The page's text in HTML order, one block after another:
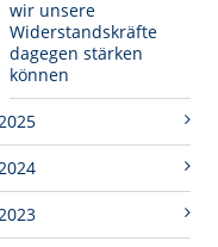
wir unsere
Widerstandskräfte
dagegen stärken
können
2025
2024
2023